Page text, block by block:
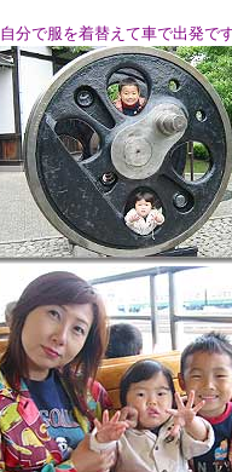
自分で服を着替えて車で出発で